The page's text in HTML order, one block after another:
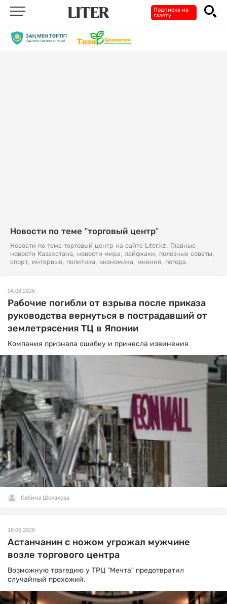
Подписка на
газету
Новости по теме "торговый центр"
Новости по теме торговый центр на сайте Liter.kz. Главные
новости Казахстана, новости мира, лайфхаки, полезные советы,
спорт, интервью, политика, экономика, мнения, погода.
04.08.2026
Рабочие погибли от взрыва после приказа
руководства вернуться в пострадавший от
землетрясения ТЦ в Японии
Компания признала ошибку и принесла извинения.
Сабина Шолахова
18.06.2026
Астанчанин с ножом угрожал мужчине
возле торгового центра
Возможную трагедию у ТРЦ "Мечта" предотвратил
случайный прохожий.